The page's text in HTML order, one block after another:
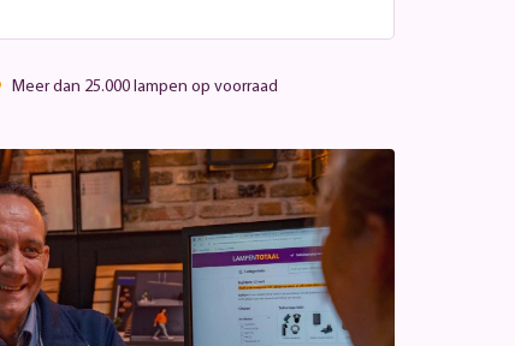
Meer dan 25.000 lampen op voorraad